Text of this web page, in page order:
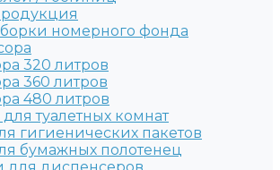
номерного фонда
320 литров
360 литров
480 литров
туалетных комнат
гигиенических пакетов
бумажных полотенец